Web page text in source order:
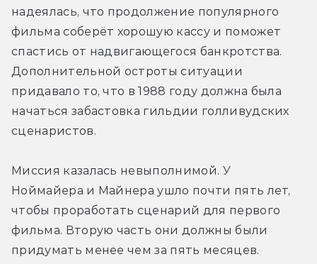
надеялась, что продолжение популярного
фильма соберёт хорошую кассу и поможет
спастись от надвигающегося банкротства.
Дополнительной остроты ситуации
придавало то, что в 1988 году должна была
начаться забастовка гильдии голливудских
сценаристов.
Миссия казалась невыполнимой. У
Ноймайера и Майнера ушло почти пять лет,
чтобы проработать сценарий для первого
фильма. Вторую часть они должны были
придумать менее чем за пять месяцев.